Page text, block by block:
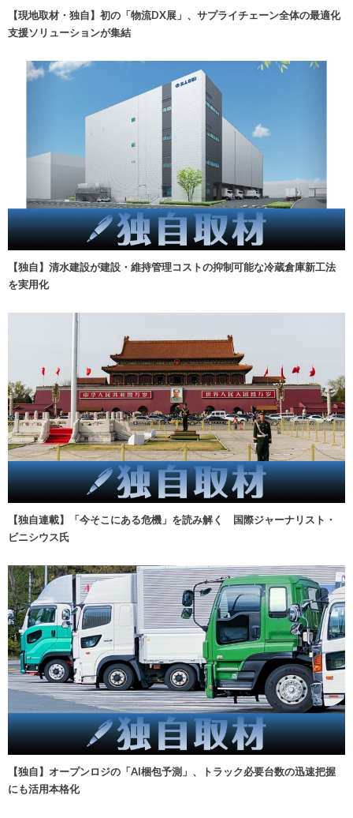
【現地取材・独自】初の「物流DX展」、サプライチェーン全体の最適化
支援ソリューションが集結
【独自】清水建設が建設・維持管理コストの抑制可能な冷蔵倉庫新工法
を実用化
【独自連載】「今そこにある危機」を読み解く 国際ジャーナリスト・
ビニシウス氏
【独自】オープンロジの「AI梱包予測」、トラック必要台数の迅速把握
にも活用本格化